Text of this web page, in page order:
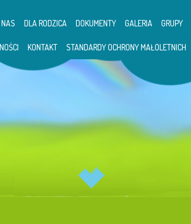
DLA RODZICA DOKUMENTY GALERIA GRUPY
KONTAKT STANDARDY OCHRONY MAŁOLETNICH